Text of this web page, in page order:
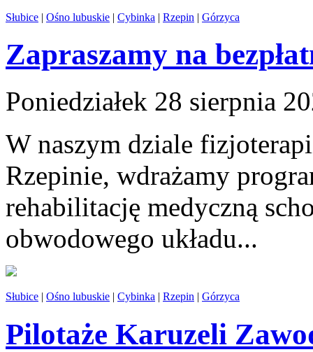
Słubice | Ośno lubuskie | Cybinka | Rzepin | Górzyca
Zapraszamy na
Poniedziałek 28 sierpnia
W naszym dziale
Rzepinie, wdrażamy
rehabilitację medyczną
obwodowego układu...
Słubice | Ośno lubuskie | Cybinka | Rzepin | Górzyca
Pilotaże Karuzeli